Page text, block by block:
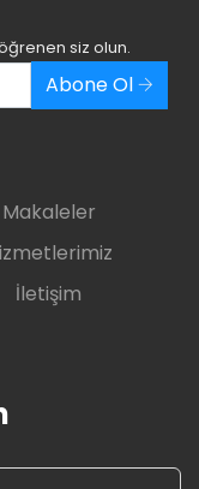
öğrenen siz olun.
Abone Ol
Makaleler
İletişim